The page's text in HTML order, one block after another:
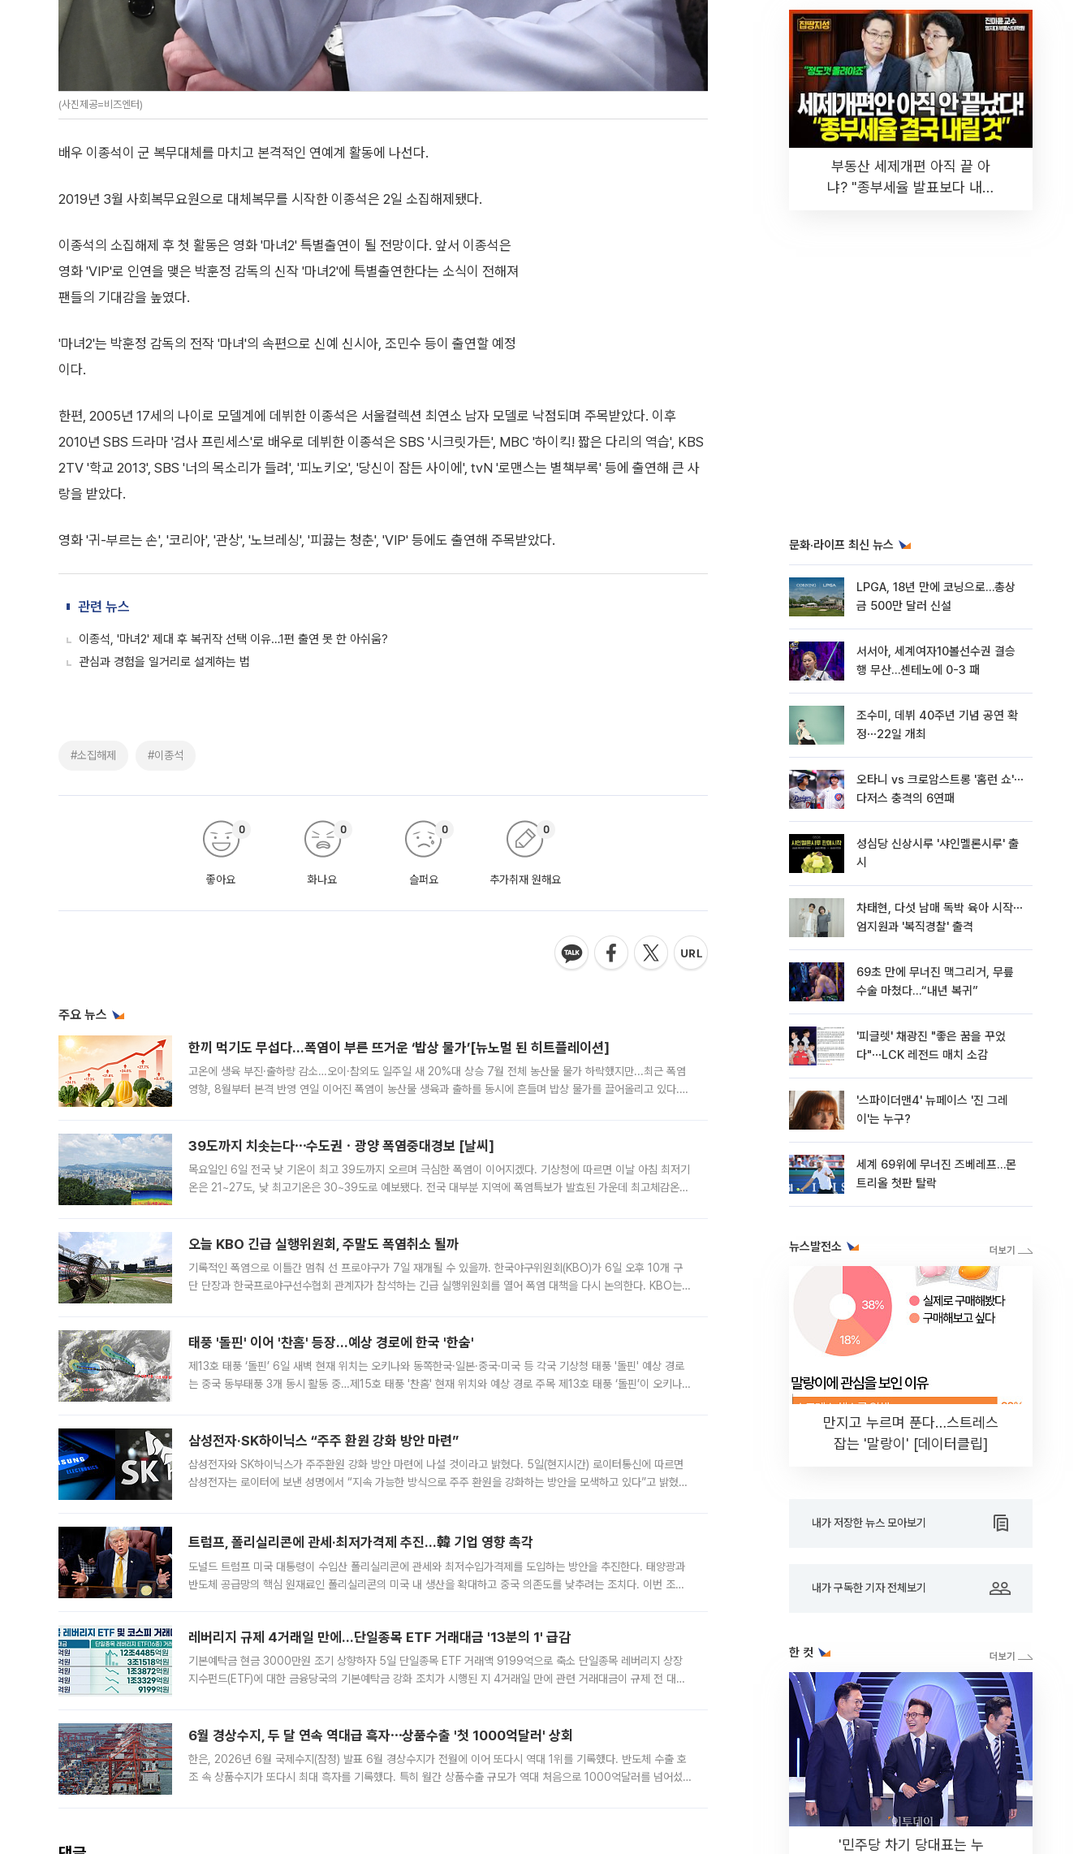
(사진제공=비즈엔터)
배우 이종석이 군 복무대체를 마치고 본격적인 연예계 활동에 나선다.
2019년 3월 사회복무요원으로 대체복무를 시작한 이종석은 2일 소집해제됐다.
이종석의 소집해제 후 첫 활동은 영화 '마녀2' 특별출연이 될 전망이다. 앞서 이종석은
영화 'VIP'로 인연을 맺은 박훈정 감독의 신작 '마녀2'에 특별출연한다는 소식이 전해져
팬들의 기대감을 높였다.
'마녀2'는 박훈정 감독의 전작 '마녀'의 속편으로 신예 신시아, 조민수 등이 출연할 예정
이다.
한편, 2005년 17세의 나이로 모델계에 데뷔한 이종석은 서울컬렉션 최연소 남자 모델로 낙점되며 주목받았다. 이후
2010년 SBS 드라마 '검사 프린세스'로 배우로 데뷔한 이종석은 SBS '시크릿가든', MBC '하이킥! 짧은 다리의 역습', KBS
2TV '학교 2013', SBS '너의 목소리가 들려', '피노키오', '당신이 잠든 사이에', tvN '로맨스는 별책부록' 등에 출연해 큰 사
랑을 받았다.
영화 '귀-부르는 손', '코리아', '관상', '노브레싱', '피끓는 청춘', 'VIP' 등에도 출연해 주목받았다.
관련 뉴스
이종석, '마녀2' 제대 후 복귀작 선택 이유…1편 출연 못 한 아쉬움?
관심과 경험을 일거리로 설계하는 법
#소집해제 #이종석
좋아요
0
화나요
0
슬퍼요
0
추가취재 원해요
0
주요 뉴스
한끼 먹기도 무섭다...폭염이 부른 뜨거운 ‘밥상 물가’[뉴노멀 된 히트플레이션]
고온에 생육 부진·출하량 감소…오이·참외도 일주일 새 20%대 상승 7월 전체 농산물 물가 하락했지만...최근 폭염
영향, 8월부터 본격 반영 연일 이어진 폭염이 농산물 생육과 출하를 동시에 흔들며 밥상 물가를 끌어올리고 있다.
39도까지 치솟는다⋯수도권ㆍ광양 폭염중대경보 [날씨]
목요일인 6일 전국 낮 기온이 최고 39도까지 오르며 극심한 폭염이 이어지겠다. 기상청에 따르면 이날 아침 최저기
온은 21~27도, 낮 최고기온은 30~39도로 예보됐다. 전국 대부분 지역에 폭염특보가 발효된 가운데 최고체감온도
오늘 KBO 긴급 실행위원회, 주말도 폭염취소 될까
기록적인 폭염으로 이틀간 멈춰 선 프로야구가 7일 재개될 수 있을까. 한국야구위원회(KBO)가 6일 오후 10개 구
단 단장과 한국프로야구선수협회 관계자가 참석하는 긴급 실행위원회를 열어 폭염 대책을 다시 논의한다. KBO는
태풍 '돌핀' 이어 '찬홈' 등장…예상 경로에 한국 '한숨'
제13호 태풍 ‘돌핀’ 6일 새벽 현재 위치는 오키나와 동쪽한국·일본·중국·미국 등 각국 기상청 태풍 '돌핀' 예상 경로
는 중국 동부태풍 3개 동시 활동 중…제15호 태풍 '찬홈' 현재 위치와 예상 경로 주목 제13호 태풍 ‘돌핀’이 오키나와
삼성전자·SK하이닉스 “주주 환원 강화 방안 마련”
삼성전자와 SK하이닉스가 주주환원 강화 방안 마련에 나설 것이라고 밝혔다. 5일(현지시간) 로이터통신에 따르면
삼성전자는 로이터에 보낸 성명에서 “지속 가능한 방식으로 주주 환원을 강화하는 방안을 모색하고 있다”고 밝혔다.
트럼프, 폴리실리콘에 관세·최저가격제 추진…韓 기업 영향 촉각
도널드 트럼프 미국 대통령이 수입산 폴리실리콘에 관세와 최저수입가격제를 도입하는 방안을 추진한다. 태양광과
반도체 공급망의 핵심 원재료인 폴리실리콘의 미국 내 생산을 확대하고 중국 의존도를 낮추려는 조치다. 이번 조처
레버리지 규제 4거래일 만에…단일종목 ETF 거래대금 '13분의 1' 급감
기본예탁금 현금 3000만원 조기 상향하자 5일 단일종목 ETF 거래액 9199억으로 축소 단일종목 레버리지 상장
지수펀드(ETF)에 대한 금융당국의 기본예탁금 강화 조치가 시행된 지 4거래일 만에 관련 거래대금이 규제 전 대비
6월 경상수지, 두 달 연속 역대급 흑자⋯상품수출 '첫 1000억달러' 상회
한은, 2026년 6월 국제수지(잠정) 발표 6월 경상수지가 전월에 이어 또다시 역대 1위를 기록했다. 반도체 수출 호
조 속 상품수지가 또다시 최대 흑자를 기록했다. 특히 월간 상품수출 규모가 역대 처음으로 1000억달러를 넘어섰
부동산 세제개편 아직 끝 아
냐? "종부세율 발표보다 내릴
문화·라이프 최신 뉴스
LPGA, 18년 만에 코닝으로…총상
금 500만 달러 신설
서서아, 세계여자10볼선수권 결승
행 무산…센테노에 0-3 패
조수미, 데뷔 40주년 기념 공연 확
정⋯22일 개최
오타니 vs 크로암스트롱 '홈런 쇼'⋯
다저스 충격의 6연패
성심당 신상시루 '샤인멜론시루' 출
시
차태현, 다섯 남매 독박 육아 시작⋯
엄지원과 '복직경찰' 출격
69초 만에 무너진 맥그리거, 무릎
수술 마쳤다…“내년 복귀”
'피글렛' 채광진 "좋은 꿈을 꾸었
다"⋯LCK 레전드 매치 소감
'스파이더맨4' 뉴페이스 '진 그레
이'는 누구?
세계 69위에 무너진 즈베레프…몬
트리올 첫판 탈락
뉴스발전소
만지고 누르며 푼다…스트레스
잡는 '말랑이' [데이터클립]
내가 저장한 뉴스 모아보기
내가 구독한 기자 전체보기
한 컷
'민주당 차기 당대표는 누